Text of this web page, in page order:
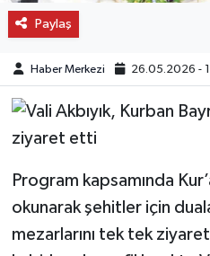
Paylaş
Haber Merkezi 26.05.2026 -
Program kapsamında
okunarak şehitler için
mezarlarını tek tek